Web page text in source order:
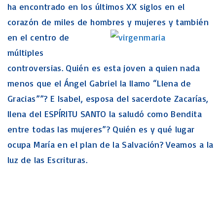
ha encontrado en los últimos XX siglos en el
corazón de miles de hombres y mujeres y también
en el centro de
múltiples
controversias. Quién es esta joven a quien nada
menos que el Ángel Gabriel la llamo “Llena de
Gracias””? E Isabel, esposa del sacerdote Zacarías,
llena del ESPÍRITU SANTO la saludó como Bendita
entre todas las mujeres”? Quién es y qué lugar
ocupa María en el plan de la Salvación? Veamos a la
luz de las Escrituras.